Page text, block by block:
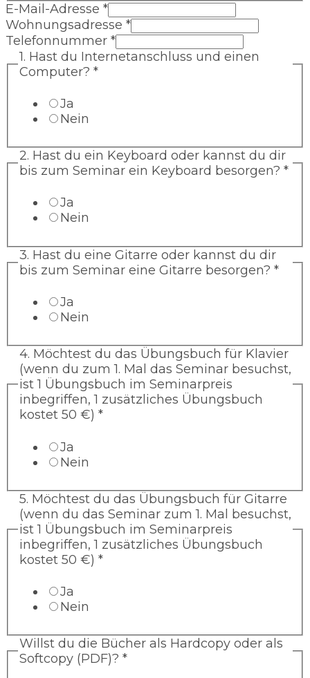
E-Mail-Adresse *
Wohnungsadresse *
Telefonnummer *
1. Hast du Internetanschluss und einen
Computer? *
Ja
Nein
2. Hast du ein Keyboard oder kannst du dir
bis zum Seminar ein Keyboard besorgen? *
Ja
Nein
3. Hast du eine Gitarre oder kannst du dir
bis zum Seminar eine Gitarre besorgen? *
Ja
Nein
4. Möchtest du das Übungsbuch für Klavier
(wenn du zum 1. Mal das Seminar besuchst,
ist 1 Übungsbuch im Seminarpreis
inbegriffen, 1 zusätzliches Übungsbuch
kostet 50 €) *
Ja
Nein
5. Möchtest du das Übungsbuch für Gitarre
(wenn du das Seminar zum 1. Mal besuchst,
ist 1 Übungsbuch im Seminarpreis
inbegriffen, 1 zusätzliches Übungsbuch
kostet 50 €) *
Ja
Nein
Willst du die Bücher als Hardcopy oder als
Softcopy (PDF)? *